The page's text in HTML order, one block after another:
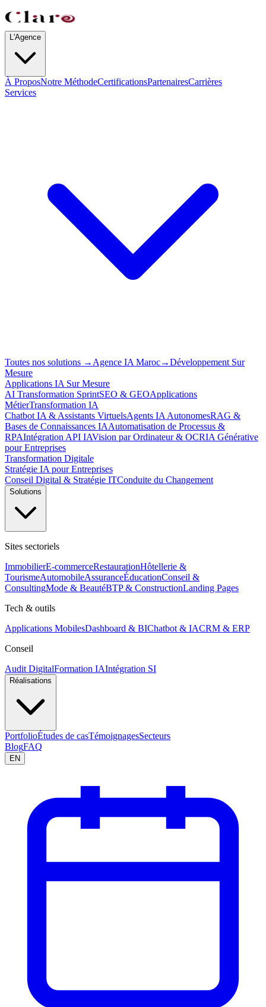
L'Agence
À ProposNotre MéthodeCertificationsPartenairesCarrières
Services
Toutes nos solutions → Agence IA Maroc→Développement Sur
Mesure
Applications IA Sur Mesure
AI Transformation SprintSEO & GEOApplications
MétierTransformation IA
Chatbot IA & Assistants VirtuelsAgents IA AutonomesRAG &
Bases de Connaissances IAAutomatisation de Processus &
RPAIntégration API IAVision par Ordinateur & OCRIA Générative
pour Entreprises
Transformation Digitale
Stratégie IA pour Entreprises
Conseil Digital & Stratégie ITConduite du Changement
Solutions
Sites sectoriels
ImmobilierE-commerceRestaurationHôtellerie &
TourismeAutomobileAssuranceÉducationConseil &
ConsultingMode & BeautéBTP & ConstructionLanding Pages
Tech & outils
Applications MobilesDashboard & BIChatbot & IACRM & ERP
Conseil
Audit DigitalFormation IAIntégration SI
Réalisations
PortfolioÉtudes de casTémoignagesSecteurs
BlogFAQ
EN